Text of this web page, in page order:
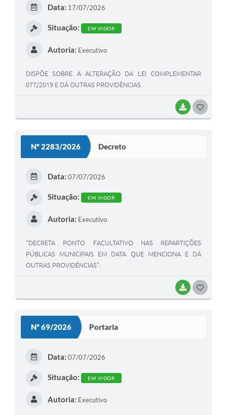
BAIXAR
Data: 17/07/2026
Situação: EM VIGOR
Autoria: Executivo
DISPÕE SOBRE A ALTERAÇÃO DA LEI COMPLEMENTAR
077/2019 E DÁ OUTRAS PROVIDÊNCIAS.
Nº 2283/2026 Decreto
BAIXAR
Data: 07/07/2026
Situação: EM VIGOR
Autoria: Executivo
“DECRETA PONTO FACULTATIVO NAS REPARTIÇÕES
PÚBLICAS MUNICIPAIS EM DATA QUE MENCIONA E DÁ
OUTRAS PROVIDÊNCIAS”.
Nº 69/2026 Portaria
Data: 07/07/2026
Situação: EM VIGOR
Autoria: Executivo